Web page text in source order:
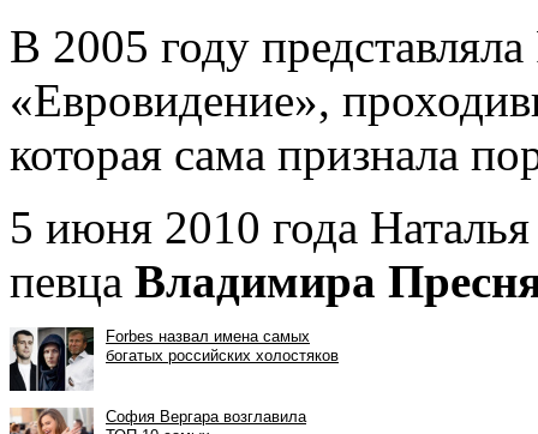
В 2005 году
«Евровидение»,
которая сама признала
5 июня 2010 года
певца Владимира